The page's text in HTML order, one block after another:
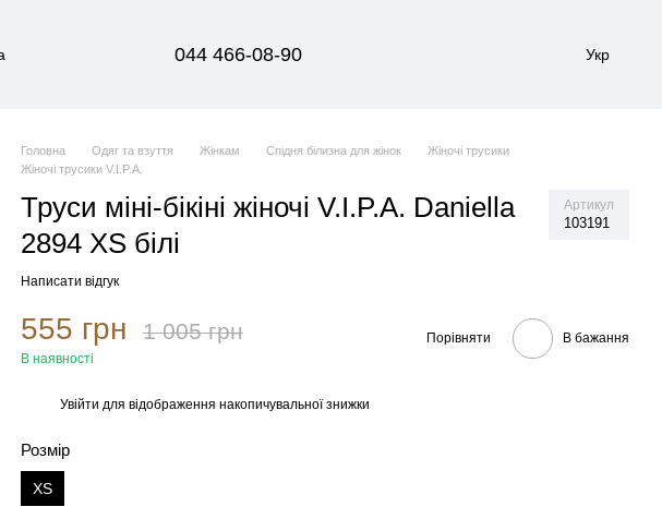
044 466-08-90 Укр
Головна Одяг та взуття Жінкам Спідня білизна для жінок
Жіночі трусики
Жіночі трусики V.I.P.A.
Труси міні-бікіні жіночі V.I.P.A. Daniella
2894 XS білі
Артикул
103191
Написати відгук
555 грн 1 005 грн
В наявності
Порівняти В бажання
Увійти для відображення накопичувальної знижки
Розмір
XS